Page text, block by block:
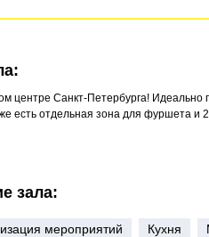
центре Санкт-Петербурга! Идеально
есть отдельная зона для фуршета и
зала:
мероприятий Кухня